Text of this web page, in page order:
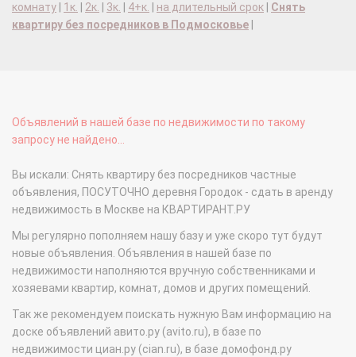
комнату
1к. 2к. 3к. 4+к. на длительный срок
Снять
квартиру без посредников в Подмосковье
Объявлений в нашей базе по недвижимости по такому
запросу не найдено...
Вы искали: Снять квартиру без посредников частные
объявления, ПОСУТОЧНО деревня Городок - сдать в аренду
недвижимость в Москве на КВАРТИРАНТ.РУ
Мы регулярно пополняем нашу базу и уже скоро тут будут
новые объявления. Объявления в нашей базе по
недвижимости наполняются вручную собственниками и
хозяевами квартир, комнат, домов и других помещений.
Так же рекомендуем поискать нужную Вам информацию на
доске объявлений авито.ру (avito.ru), в базе по
недвижимости циан.ру (cian.ru), в базе домофонд.ру